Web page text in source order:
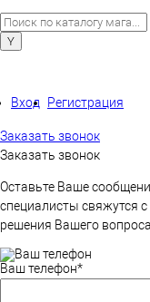
Вход Регистрация
Заказать звонок
Заказать звонок
Оставьте Ваше
специалисты свяжутся
решения Вашего вопроса.
Ваш телефон*